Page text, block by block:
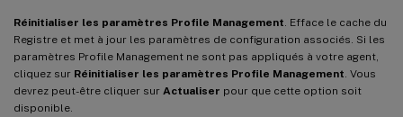
Réinitialiser les paramètres Profile Management . Efface le cache du
Registre et met à jour les paramètres de configuration associés. Si les
paramètres Profile Management ne sont pas appliqués à votre agent,
cliquez sur Réinitialiser les paramètres Profile Management . Vous
devrez peut-être cliquer sur Actualiser pour que cette option soit
disponible.